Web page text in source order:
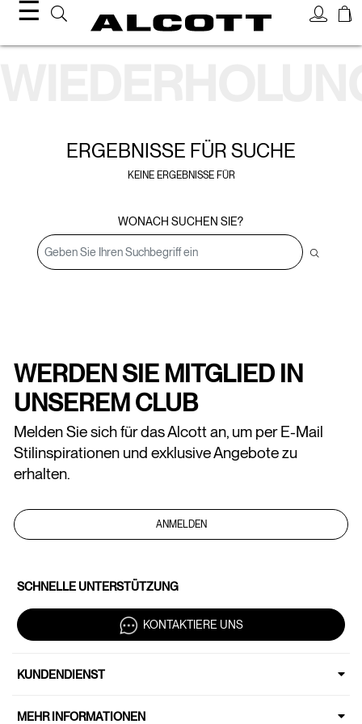
☰
ERGEBNISSE FÜR SUCHE
KEINE ERGEBNISSE FÜR
WONACH SUCHEN SIE?
WERDEN SIE MITGLIED IN
UNSEREM CLUB
Melden Sie sich für das Alcott an, um per E-Mail
Stilinspirationen und exklusive Angebote zu
erhalten.
ANMELDEN
SCHNELLE UNTERSTÜTZUNG
KONTAKTIERE UNS
KUNDENDIENST
MEHR INFORMATIONEN